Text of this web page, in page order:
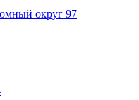
округ 97